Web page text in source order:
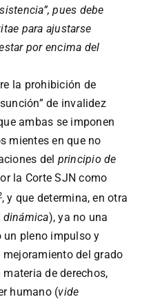
pues debe
para ajustarse
por encima del
la prohibición de
de invalidez
ambas se imponen
mientes en que no
del principio de
la Corte SJN como
, y que determina, en otra
dinámica), ya no una
un pleno impulso y
del grado
de derechos,
humano (vide